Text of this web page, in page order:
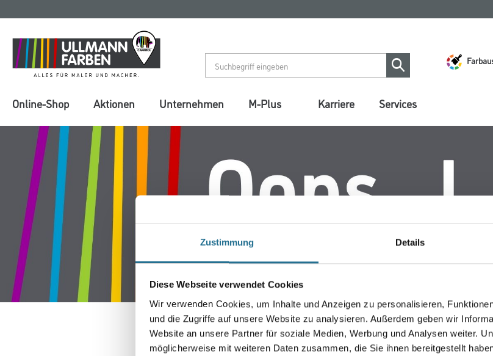
Zustimmung Details
Diese Webseite verwendet Cookies
Wir verwenden Cookies, um Inhalte und Anzeigen zu personalisieren,
und die Zugriffe auf unsere Website zu analysieren. Außerdem geben wir
Website an unsere Partner für soziale Medien, Werbung und Analysen weiter.
möglicherweise mit weiteren Daten zusammen, die Sie ihnen bereitgestellt
springen
springen
Online-Shop Aktionen Unternehmen M-Plus Karriere Services